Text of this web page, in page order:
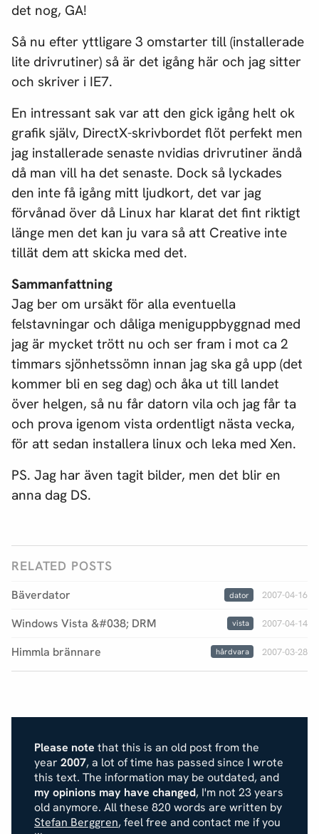
det nog, GA!
Så nu efter yttligare 3 omstarter till (installerade
lite drivrutiner) så är det igång här och jag sitter
och skriver i IE7.
En intressant sak var att den gick igång helt ok
grafik själv, DirectX-skrivbordet flöt perfekt men
jag installerade senaste nvidias drivrutiner ändå
då man vill ha det senaste. Dock så lyckades
den inte få igång mitt ljudkort, det var jag
förvånad över då Linux har klarat det fint riktigt
länge men det kan ju vara så att Creative inte
tillät dem att skicka med det.
Sammanfattning
Jag ber om ursäkt för alla eventuella
felstavningar och dåliga meniguppbyggnad med
jag är mycket trött nu och ser fram i mot ca 2
timmars sjönhetssömn innan jag ska gå upp (det
kommer bli en seg dag) och åka ut till landet
över helgen, så nu får datorn vila och jag får ta
och prova igenom vista ordentligt nästa vecka,
för att sedan installera linux och leka med Xen.
PS. Jag har även tagit bilder, men det blir en
anna dag DS.
RELATED POSTS
Bäverdator dator 2007-04-16
Windows Vista &#038; DRM vista 2007-04-14
Himmla brännare hårdvara 2007-03-28
Please note that this is an old post from the
year 2007, a lot of time has passed since I wrote
this text. The information may be outdated, and
my opinions may have changed, I'm not 23 years
old anymore. All these 820 words are written by
Stefan Berggren, feel free and contact me if you